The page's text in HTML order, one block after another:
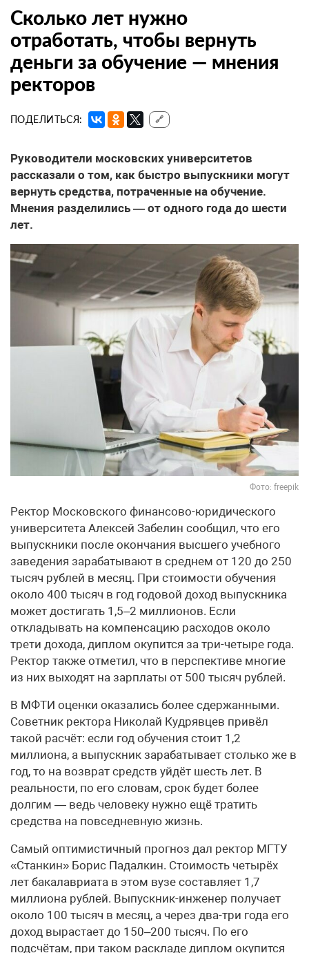
Сколько лет нужно
отработать, чтобы вернуть
деньги за обучение — мнения
ректоров
ПОДЕЛИТЬСЯ: 🔗
Руководители московских университетов
рассказали о том, как быстро выпускники могут
вернуть средства, потраченные на обучение.
Мнения разделились — от одного года до шести
лет.
Фото: freepik
Ректор Московского финансово-юридического
университета Алексей Забелин сообщил, что его
выпускники после окончания высшего учебного
заведения зарабатывают в среднем от 120 до 250
тысяч рублей в месяц. При стоимости обучения
около 400 тысяч в год годовой доход выпускника
может достигать 1,5–2 миллионов. Если
откладывать на компенсацию расходов около
трети дохода, диплом окупится за три-четыре года.
Ректор также отметил, что в перспективе многие
из них выходят на зарплаты от 500 тысяч рублей.
В МФТИ оценки оказались более сдержанными.
Советник ректора Николай Кудрявцев привёл
такой расчёт: если год обучения стоит 1,2
миллиона, а выпускник зарабатывает столько же в
год, то на возврат средств уйдёт шесть лет. В
реальности, по его словам, срок будет более
долгим — ведь человеку нужно ещё тратить
средства на повседневную жизнь.
Самый оптимистичный прогноз дал ректор МГТУ
«Станкин» Борис Падалкин. Стоимость четырёх
лет бакалавриата в этом вузе составляет 1,7
миллиона рублей. Выпускник-инженер получает
около 100 тысяч в месяц, а через два-три года его
доход вырастает до 150–200 тысяч. По его
подсчётам, при таком раскладе диплом окупится